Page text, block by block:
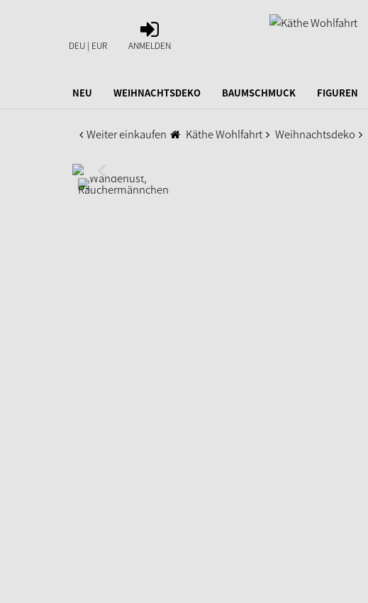
DEU | EUR
ANMELDEN
ANMELDEN
NEU WEIHNACHTSDEKO BAUMSCHMUCK FIGUREN
Weiter einkaufen Käthe Wohlfahrt Weihnachtsdeko